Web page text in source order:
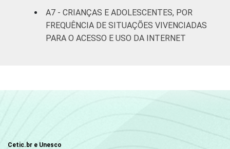
DE 15
DOMICÍLIO
Sim 23
Fonte: CGI.br/NIC.br, Centro Regional de
crianças e adolescentes no Brasil – TIC Kids
A7 - CRIANÇAS E ADOLESCENTES, POR
FREQUÊNCIA DE SITUAÇÕES VIVENCIADAS
PARA O ACESSO E USO DA INTERNET
Cetic.br e Unesco